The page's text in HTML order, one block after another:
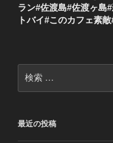
ラン#佐渡島#佐渡ヶ島
トバイ#このカフェ素
索:
最近の投稿